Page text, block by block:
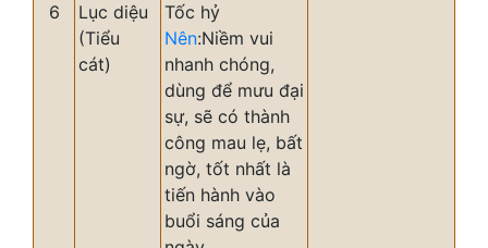
6
Lục diệu
(Tiểu
cát)
Tốc hỷ
Nên:Niềm vui
nhanh chóng,
dùng để mưu đại
sự, sẽ có thành
công mau lẹ, bất
ngờ, tốt nhất là
tiến hành vào
buổi sáng của